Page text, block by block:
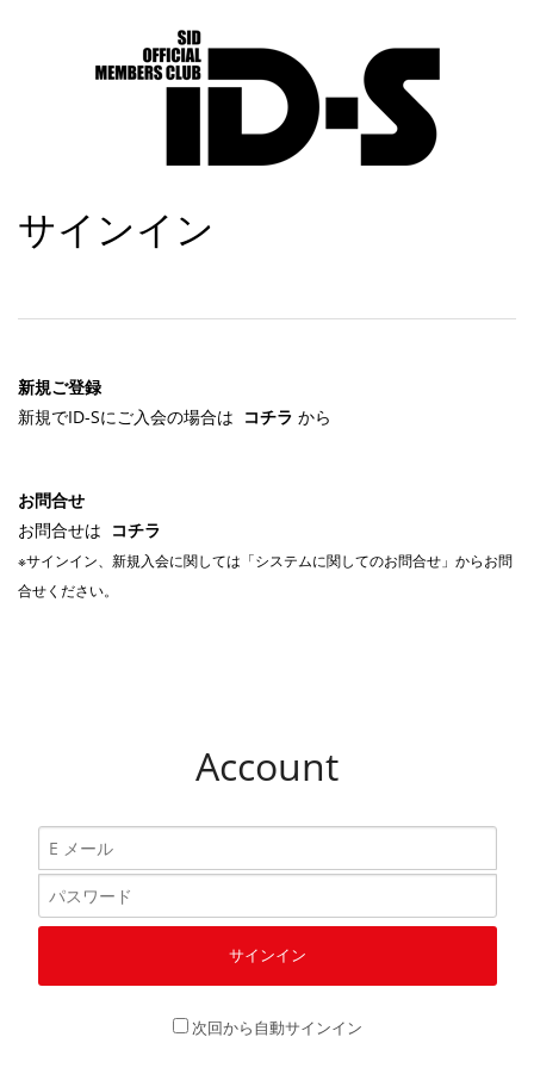
サインイン
新規ご登録
新規でID-Sにご入会の場合は コチラ から
お問合せ
お問合せは コチラ
※サインイン、新規入会に関しては「システムに関してのお問合せ」からお問
合せください。
Account
次回から自動サインイン